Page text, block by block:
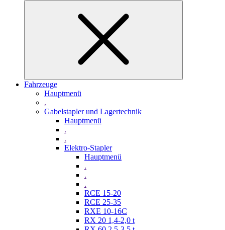
Fahrzeuge
Hauptmenü
.
Gabelstapler und Lagertechnik
Hauptmenü
.
.
Elektro-Stapler
Hauptmenü
.
.
.
RCE 15-20
RCE 25-35
RXE 10-16C
RX 20 1,4-2,0 t